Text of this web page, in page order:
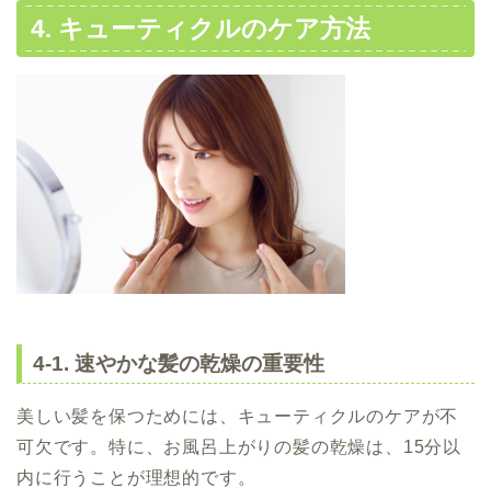
4. キューティクルのケア方法
4-1. 速やかな髪の乾燥の重要性
美しい髪を保つためには、キューティクルのケアが不
可欠です。特に、お風呂上がりの髪の乾燥は、15分以
内に行うことが理想的です。